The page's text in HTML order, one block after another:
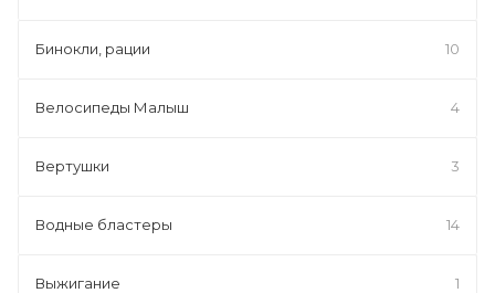
Бинокли, рации 10
Велосипеды Малыш 4
Вертушки 3
Водные бластеры 14
Выжигание 1